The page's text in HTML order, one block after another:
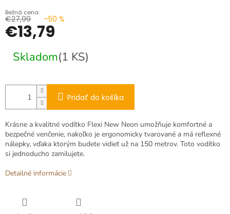
€27,99 –50 %
€13,79
cena:
Skladom(1 KS)
Pridať do košíka
Krásne a kvalitné vodítko Flexi New Neon umožňuje komfortné a
bezpečné venčenie, nakoľko je ergonomicky tvarované a má reflexné
nálepky, vďaka ktorým budete vidieť už na 150 metrov. Toto vodítko
si jednoducho zamilujete.
Detailné informácie